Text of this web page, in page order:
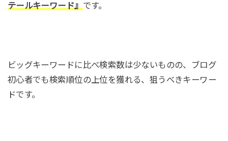
テールキーワード』です。
ビッグキーワードに比べ検索数は少ないものの、ブログ
初心者でも検索順位の上位を獲れる、狙うべきキーワー
ドです。